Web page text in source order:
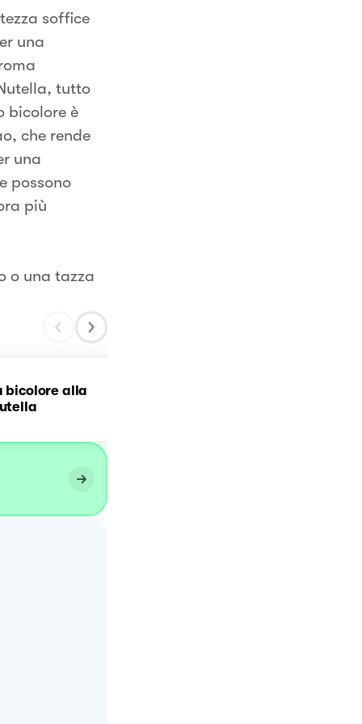
soffice
una
tutto
bicolore è
che rende
una
possono
più
o una tazza
bicolore alla